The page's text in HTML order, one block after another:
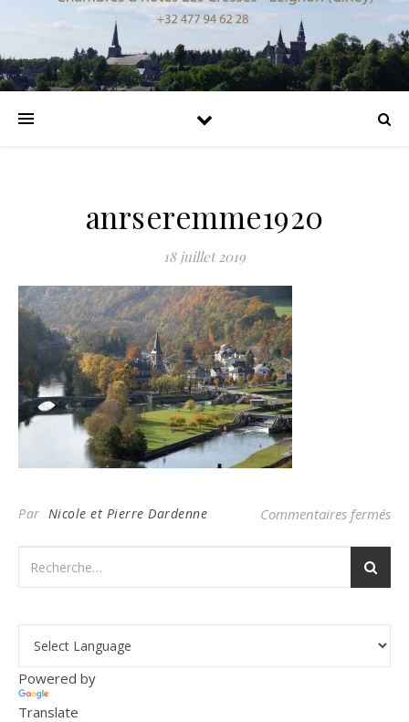
anrseremme1920
18 juillet 2019
Par Nicole et Pierre Dardenne Commentaires fermés
Powered by
Translate